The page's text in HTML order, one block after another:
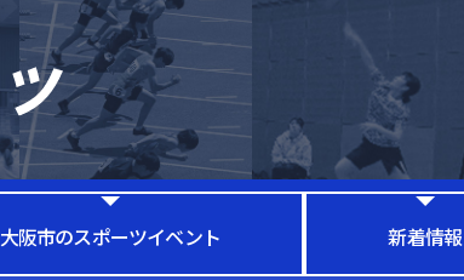
大阪市のスポーツイベント 新着情報